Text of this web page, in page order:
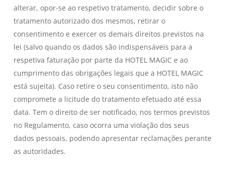
alterar, opor-se ao respetivo tratamento, decidir sobre o
tratamento autorizado dos mesmos, retirar o
consentimento e exercer os demais direitos previstos na
lei (salvo quando os dados são indispensáveis para a
respetiva faturação por parte da HOTEL MAGIC e ao
cumprimento das obrigações legais que a HOTEL MAGIC
está sujeita). Caso retire o seu consentimento, isto não
compromete a licitude do tratamento efetuado até essa
data. Tem o direito de ser notificado, nos termos previstos
no Regulamento, caso ocorra uma violação dos seus
dados pessoais, podendo apresentar reclamações perante
as autoridades.